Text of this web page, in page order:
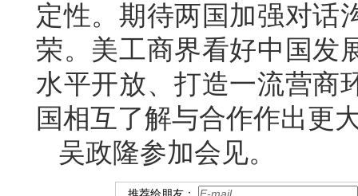
定性。期待两国加强对话
荣。美工商界看好中国发
水平开放、打造一流营商
国相互了解与合作作出更
吴政隆参加会见。